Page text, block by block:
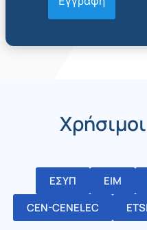
ΕΣΥΠ ΕΙΜ
CEN-CENELEC
ETSI